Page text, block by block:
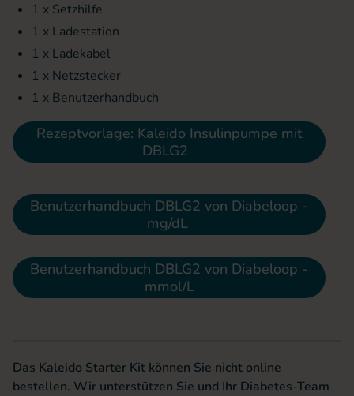
1 x Setzhilfe
1 x Ladestation
1 x Ladekabel
1 x Netzstecker
1 x Benutzerhandbuch
Rezeptvorlage: Kaleido Insulinpumpe mit
DBLG2
Benutzerhandbuch DBLG2 von Diabeloop -
mg/dL
Benutzerhandbuch DBLG2 von Diabeloop -
mmol/L
Das Kaleido Starter Kit können Sie nicht online
bestellen. Wir unterstützen Sie und Ihr Diabetes-Team